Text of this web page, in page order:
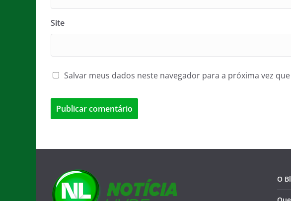
Site
Salvar meus dados neste navegador para a próxima vez
O